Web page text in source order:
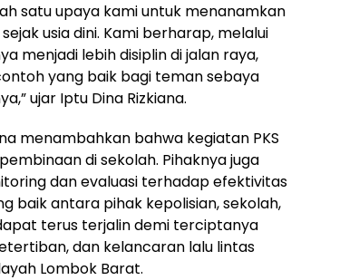
satu upaya kami untuk menanamkan
usia dini. Kami berharap, melalui
menjadi lebih disiplin di jalan raya,
yang baik bagi teman sebaya
ujar Iptu Dina Rizkiana.
menambahkan bahwa kegiatan PKS
di sekolah. Pihaknya juga
dan evaluasi terhadap efektivitas
baik antara pihak kepolisian, sekolah,
terus terjalin demi terciptanya
dan kelancaran lalu lintas
Lombok Barat.